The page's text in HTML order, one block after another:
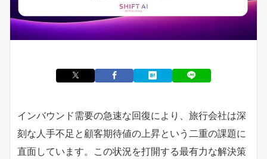
インバウンド需要の急速な回復により、旅行会社は深
刻な人手不足と顧客期待値の上昇という二重の課題に
直面しています。この状況を打開する最有力な解決策